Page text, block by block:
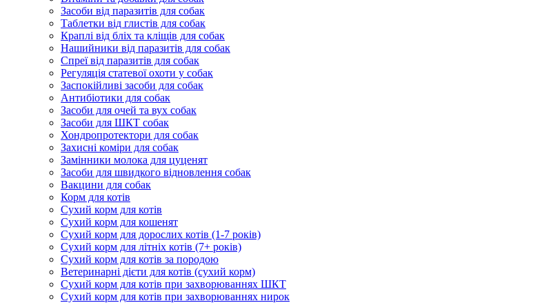
Засоби від паразитів для собак
Таблетки від глистів для собак
Краплі від бліх та кліщів для собак
Нашийники від паразитів для собак
Спреї від паразитів для собак
Регуляція статевої охоти у собак
Заспокійливі засоби для собак
Антибіотики для собак
Засоби для очей та вух собак
Засоби для ШКТ собак
Хондропротектори для собак
Захисні коміри для собак
Замінники молока для цуценят
Засоби для швидкого відновлення собак
Вакцини для собак
Корм для котів
Сухий корм для котів
Сухий корм для кошенят
Сухий корм для дорослих котів (1-7 років)
Сухий корм для літніх котів (7+ років)
Сухий корм для котів за породою
Ветеринарні дієти для котів (сухий корм)
Сухий корм для котів при захворюваннях ШКТ
Сухий корм для котів при захворюваннях нирок